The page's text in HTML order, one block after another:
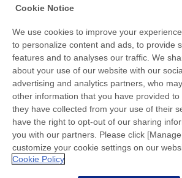
전자기기
의료
포장 제품/포장 기계
소비재/개인미용 및 위생용품
뉴스
연락처
FAQ
Cookie Notice
We use cookies to improve your
to personalize content and ads, to provide
features and to analyses our traffic. We
about your use of our website with our
advertising and analytics partners, who
other information that you have provided
they have collected from your use of their
have the right to opt-out of our sharing
you with our partners. Please click
customize your cookie settings on our
Cookie Policy